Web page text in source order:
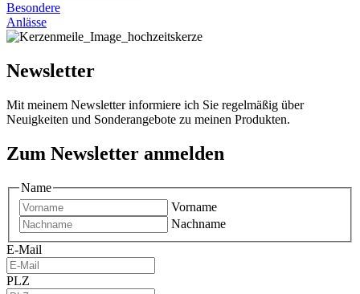
Besondere
Anlässe
Newsletter
Mit meinem Newsletter informiere ich Sie regelmäßig über
Neuigkeiten und Sonderangebote zu meinen Produkten.
Zum Newsletter anmelden
Name
Vorname
Nachname
E-Mail
PLZ